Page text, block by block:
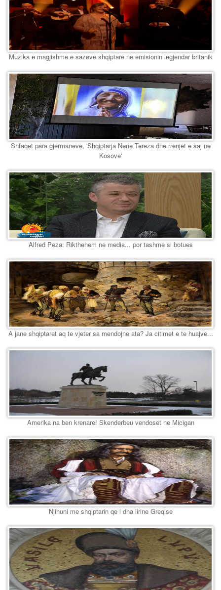
Muzika e magjishme e sazeve shqiptare ne emisionin legjendar britanik
Shfaqet para gjermaneve, 'Shqiptarja Nene Tereza dhe rrenjet e saj ne
Kosove'
Alfred Peza: Rikthehem ne media... por tashme si botues
A jane shqiptaret aq te vjeter sa mendojne ata? Ja citimet e te huajve...
Amerika na ben krenare! Skenderbeu vendoset ne Micigan
Njihuni me shqiptarin qe i dha lirine Greqise